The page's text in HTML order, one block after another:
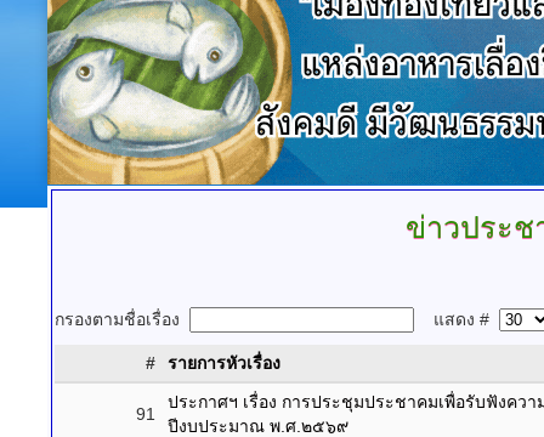
ข่าวประ
กรองตามชื่อเรื่อง แสดง #
# รายการหัวเรื่อง
91
ประกาศฯ เรื่อง การประชุมประชาคมเพื่อรับฟังค
ปีงบประมาณ พ.ศ.๒๕๖๙